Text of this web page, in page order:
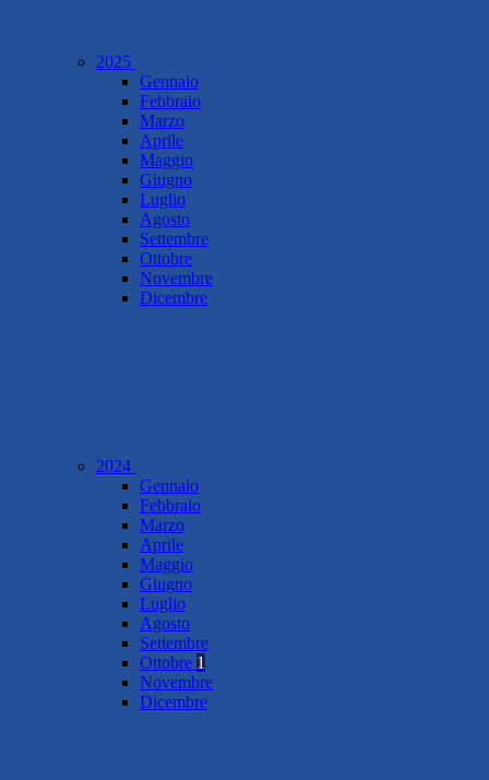
2025
Gennaio
Febbraio
Marzo
Aprile
Maggio
Giugno
Luglio
Agosto
Settembre
Ottobre
Novembre
Dicembre
2024
Gennaio
Febbraio
Marzo
Aprile
Maggio
Giugno
Luglio
Agosto
Settembre
Ottobre 1
Novembre
Dicembre